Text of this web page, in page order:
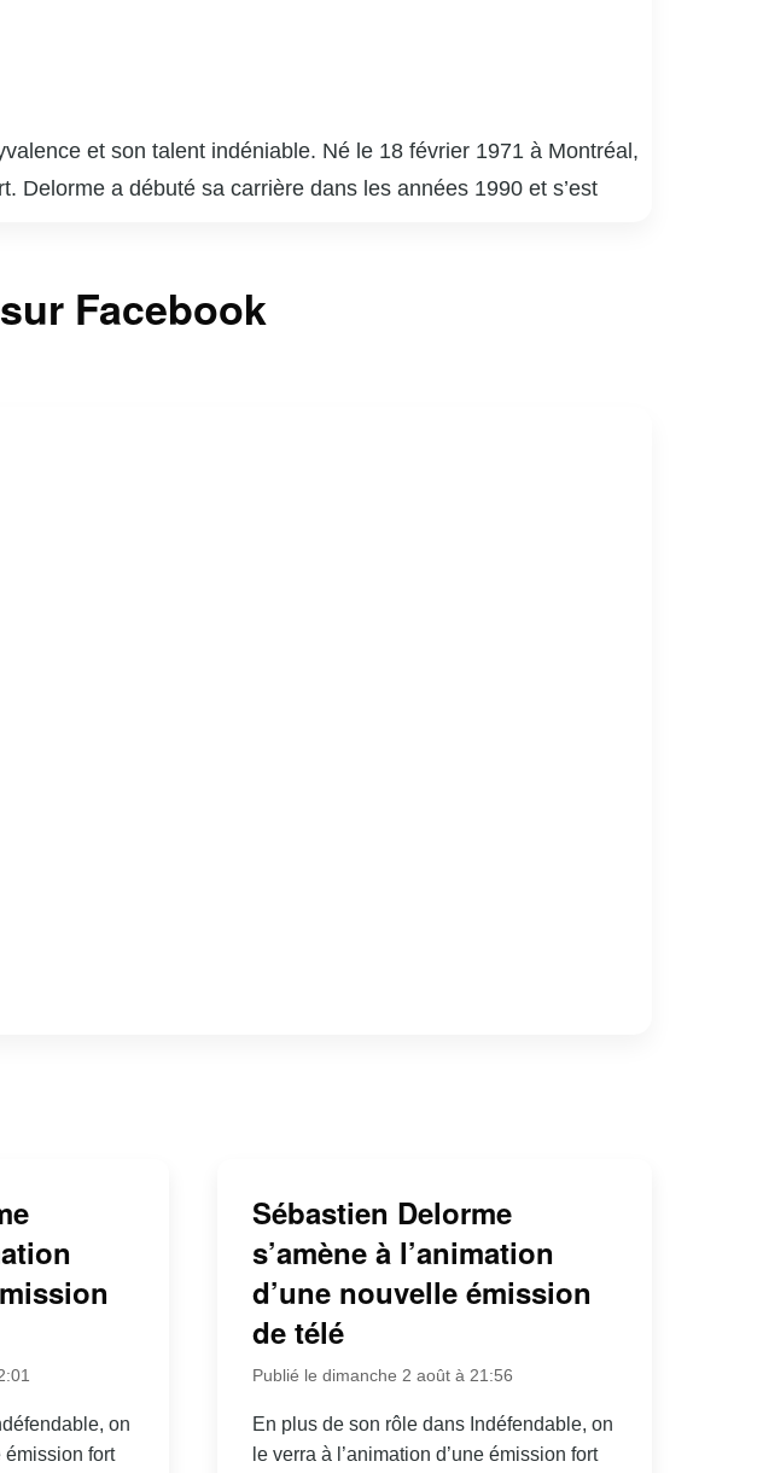
et son talent indéniable. Né le 18 février 1971 à Montréal,
Delorme a débuté sa carrière dans les années 1990 et s’est
du public et de la critique. En plus de ses performances à
Facebook
on
émission fort
Sébastien Delorme
s’amène à l’animation
d’une nouvelle émission
de télé
Publié le dimanche 2 août à 21:56
En plus de son rôle dans Indéfendable, on
le verra à l’animation d’une émission fort